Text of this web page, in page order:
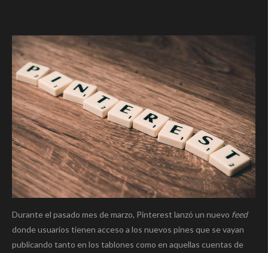
Durante el pasado mes de marzo, Pinterest lanzó un nuevo feed
donde usuarios tienen acceso a los nuevos pines que se vayan
publicando tanto en los tablones como en aquellas cuentas de